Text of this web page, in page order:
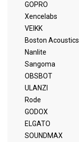
GOPRO
Xencelabs
VEIKK
Boston Acoustics
Nanlite
Sangoma
OBSBOT
ULANZI
Rode
GODOX
ELGATO
SOUNDMAX